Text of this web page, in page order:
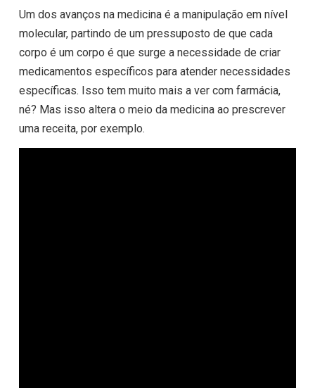
Um dos avanços na medicina é a manipulação em nível
molecular, partindo de um pressuposto de que cada
corpo é um corpo é que surge a necessidade de criar
medicamentos específicos para atender necessidades
específicas. Isso tem muito mais a ver com farmácia,
né? Mas isso altera o meio da medicina ao prescrever
uma receita, por exemplo.